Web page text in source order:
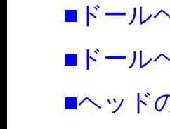
■ドール
■ドール
■ヘッド